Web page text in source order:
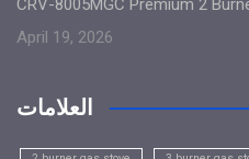
CRV-8005MGC Premium 2
April 19, 2026
العلامات